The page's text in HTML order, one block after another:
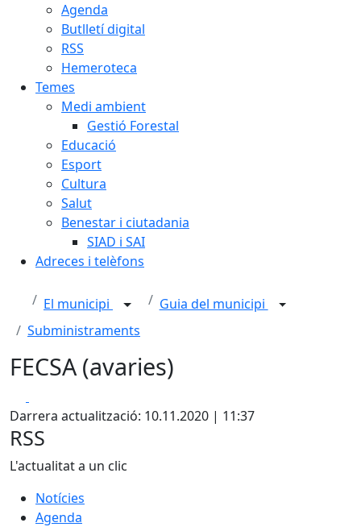
Agenda
Butlletí digital
RSS
Hemeroteca
Temes
Medi ambient
Gestió Forestal
Educació
Esport
Cultura
Salut
Benestar i ciutadania
SIAD i SAI
Adreces i telèfons
El municipi
Guia del municipi
Subministraments
FECSA (avaries)
Darrera actualització: 10.11.2020 | 11:37
RSS
L'actualitat a un clic
Notícies
Agenda